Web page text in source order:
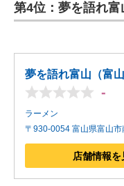
第4位：夢を語れ富
夢を語れ富山（富山
-
ラーメン
〒930-0054 富山県富山市
店舗情報